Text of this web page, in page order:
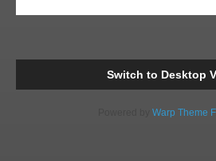
Switch to Desktop
Warp Theme